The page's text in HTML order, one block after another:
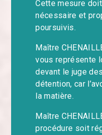
Cette mesure
nécessaire et
poursuivis.
Maître
vous représente
devant le juge
détention, car
la matière.
Maître
procédure soit